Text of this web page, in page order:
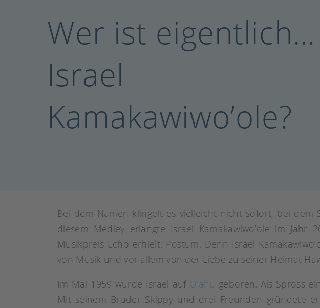
Wer ist eigentlich…
Israel
Kamakawiwo’ole?
Bei dem Namen klingelt es vielleicht nicht sofort, bei dem
diesem Medley erlangte Israel Kamakawiwo’ole im
Musikpreis Echo erhielt. Postum. Denn Israel
von Musik und vor allem von der Liebe zu seiner Heimat
Im Mai 1959 wurde Israel auf O’ahu geboren. Als Spross
Mit seinem Bruder Skippy und drei Freunden gründete